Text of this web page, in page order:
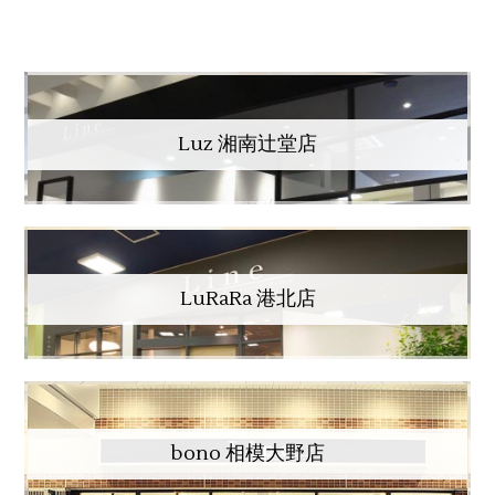
Luz 湘南辻堂店
LuRaRa 港北店
bono 相模大野店